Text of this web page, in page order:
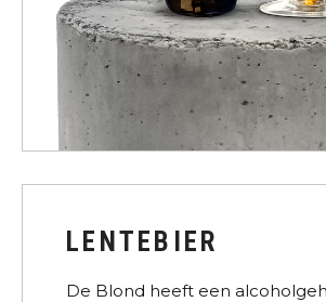
LENTEBIER
De Blond heeft een